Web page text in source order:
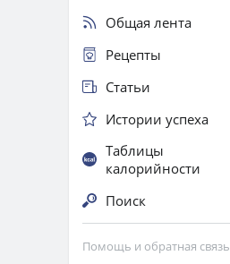
Общая лента
Рецепты
Статьи
Истории успеха
Таблицы
калорийности
Поиск
Помощь и обратная связь